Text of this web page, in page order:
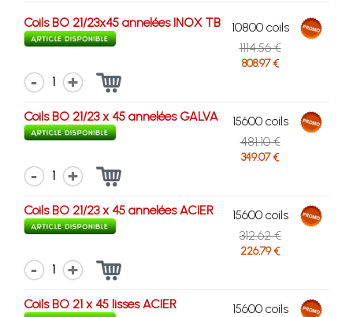
Coils BO 21/23x45 annelées INOX TB
10800 coils
1114.56 €
808.97 €
1
Coils BO 21/23 x 45 annelées GALVA
15600 coils
481.10 €
349.07 €
1
Coils BO 21/23 x 45 annelées ACIER
15600 coils
312.62 €
226.79 €
1
Coils BO 21 x 45 lisses ACIER
15600 coils